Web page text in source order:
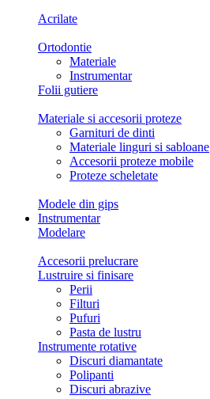
Acrilate
Ortodontie
Materiale
Instrumentar
Folii gutiere
Materiale si accesorii proteze
Garnituri de dinti
Materiale linguri si sabloane
Accesorii proteze mobile
Proteze scheletate
Modele din gips
Instrumentar
Modelare
Accesorii prelucrare
Lustruire si finisare
Perii
Filturi
Pufuri
Pasta de lustru
Instrumente rotative
Discuri diamantate
Polipanti
Discuri abrazive